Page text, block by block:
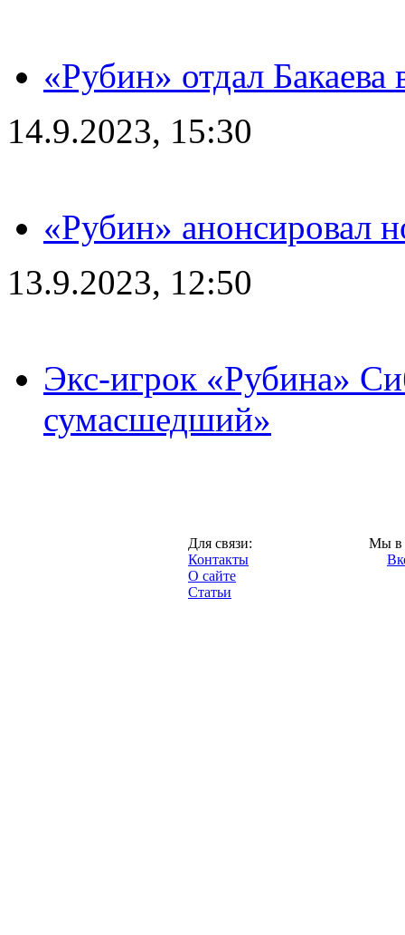
«Рубин» отдал
14.9.2023, 15:30
«Рубин» анонсировал
13.9.2023, 12:50
Экс-игрок «Рубина»
сумасшедший»
Для связи:
Контакты
О сайте
Статьи
Мы в